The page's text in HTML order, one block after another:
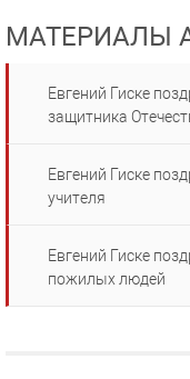
МАТЕРИАЛЫ
Евгений Гиске
защитника
Евгений Гиске
учителя
Евгений Гиске
пожилых людей